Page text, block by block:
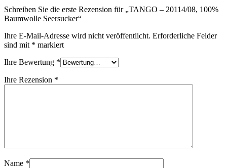
Schreiben Sie die erste Rezension für „TANGO – 20114/08, 100%
Baumwolle Seersucker“
Ihre E-Mail-Adresse wird nicht veröffentlicht. Erforderliche Felder
sind mit * markiert
Ihre Bewertung *
Ihre Rezension *
Name *